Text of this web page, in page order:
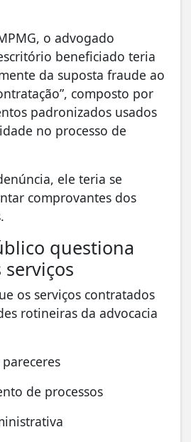
o advogado
beneficiado teria
da suposta fraude ao
composto por
padronizados usados
no processo de
ele teria se
comprovantes dos
questiona
os serviços contratados
rotineiras da advocacia
de processos